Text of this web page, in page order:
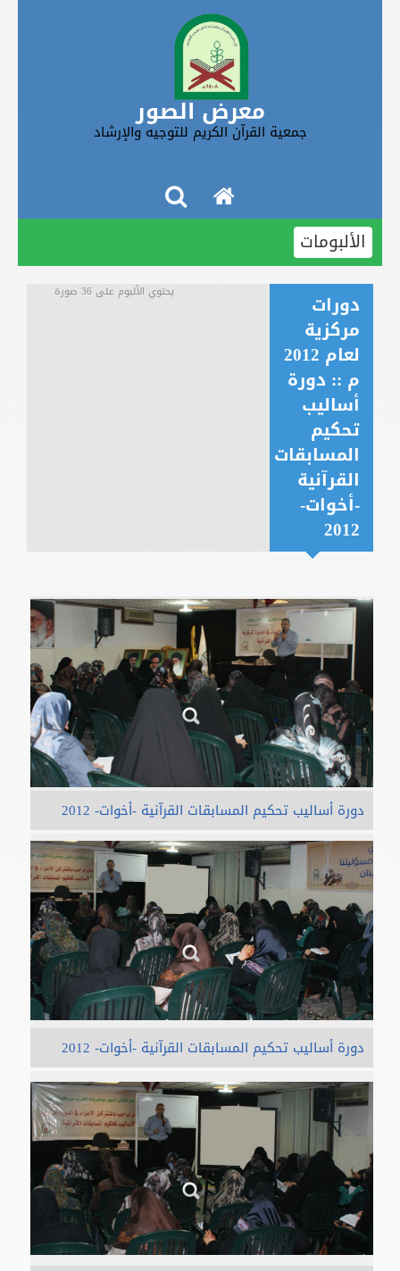
معرض الصور
جمعية القرآن الكريم للتوجيه والإرشاد
الألبومات
دورات
مركزية
لعام 2012
م :: دورة
أساليب
تحكيم
المسابقات
القرآنية
-أخوات-
2012
يحتوي الألبوم على 36 صورة
دورة أساليب تحكيم المسابقات القرآنية -أخوات- 2012
دورة أساليب تحكيم المسابقات القرآنية -أخوات- 2012